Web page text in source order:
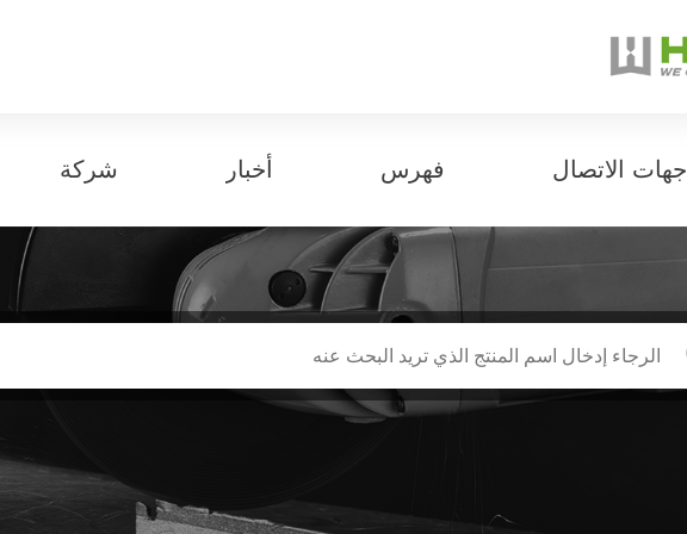
شركة أخبار فهرس جهات الاتصال